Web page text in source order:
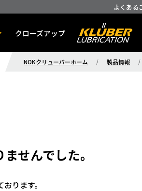
よくある
クローズアップ
NOKクリューバーホーム / 製品情報 /
せんでした。
ります。